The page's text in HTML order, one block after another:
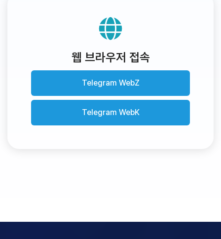
웹 브라우저 접속
Telegram WebZ
Telegram WebK